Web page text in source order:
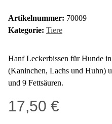
Artikelnummer: 70009
Kategorie: Tiere
Hanf Leckerbissen für Hunde
(Kaninchen, Lachs und Huhn)
und 9 Fettsäuren.
17,50 €